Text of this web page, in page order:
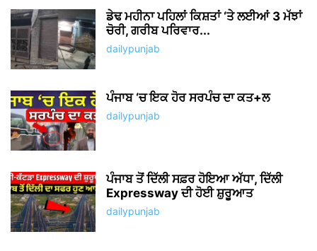
ਡੇਢ ਮਹੀਨਾ ਪਹਿਲਾਂ ਕਿਸ਼ਤਾਂ ‘ਤੇ ਲਈਆਂ 3 ਮੱਝਾਂ
ਚੋਰੀ, ਗਰੀਬ ਪਰਿਵਾਰ...
dailypunjab
ਪੰਜਾਬ ‘ਚ ਇਕ ਹੋਰ ਸਰਪੰਚ ਦਾ ਕਤ+ਲ
dailypunjab
ਪੰਜਾਬ ਤੋਂ ਦਿੱਲੀ ਸਫ਼ਰ ਹੋਇਆ ਅੱਧਾ, ਦਿੱਲੀ
Expressway ਦੀ ਹੋਈ ਸ਼ੁਰੂਆਤ
dailypunjab